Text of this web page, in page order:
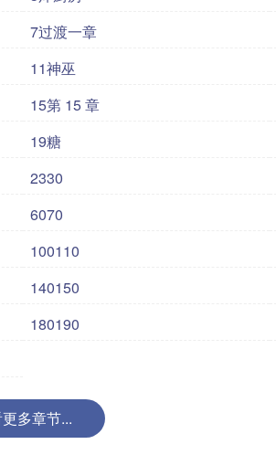
7过渡一章
11神巫
15第 15 章
19糖
2330
6070
100110
140150
180190
多章节...